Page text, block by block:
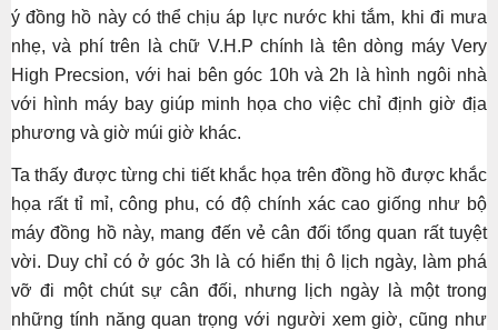
ý đồng hồ này có thể chịu áp lực nước khi tắm, khi đi mưa
nhẹ, và phí trên là chữ V.H.P chính là tên dòng máy Very
High Precsion, với hai bên góc 10h và 2h là hình ngôi nhà
với hình máy bay giúp minh họa cho việc chỉ định giờ địa
phương và giờ múi giờ khác.
Ta thấy được từng chi tiết khắc họa trên đồng hồ được khắc
họa rất tỉ mỉ, công phu, có độ chính xác cao giống như bộ
máy đồng hồ này, mang đến vẻ cân đối tổng quan rất tuyệt
vời. Duy chỉ có ở góc 3h là có hiển thị ô lịch ngày, làm phá
vỡ đi một chút sự cân đối, nhưng lịch ngày là một trong
những tính năng quan trọng với người xem giờ, cũng như